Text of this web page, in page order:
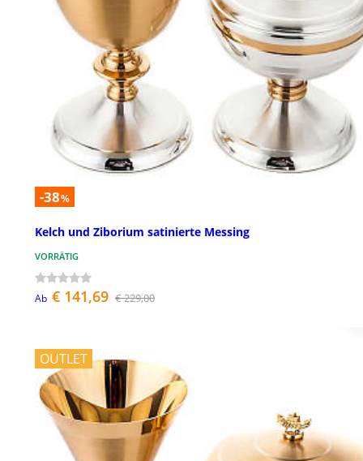
-38%
Kelch und Ziborium satinierte Messing
VORRÄTIG
Ab € 141,69 € 229,00
OUTLET